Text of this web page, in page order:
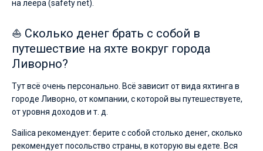
на леера (safety net).
⛵ Сколько денег брать с собой в
путешествие на яхте вокруг города
Ливорно?
Тут всё очень персонально. Всё зависит от вида яхтинга в
городе Ливорно, от компании, с которой вы путешествуете,
от уровня доходов и т. д.
Sailica рекомендует: берите с собой столько денег, сколько
рекомендует посольство страны, в которую вы едете. Вся